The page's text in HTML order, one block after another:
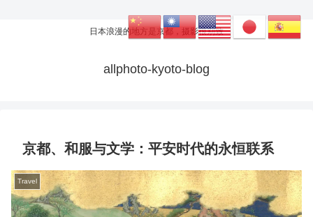
日本浪漫的地方是京都，摄影很别致
allphoto-kyoto-blog
京都、和服与文学：平安时代的永恒联系
Travel